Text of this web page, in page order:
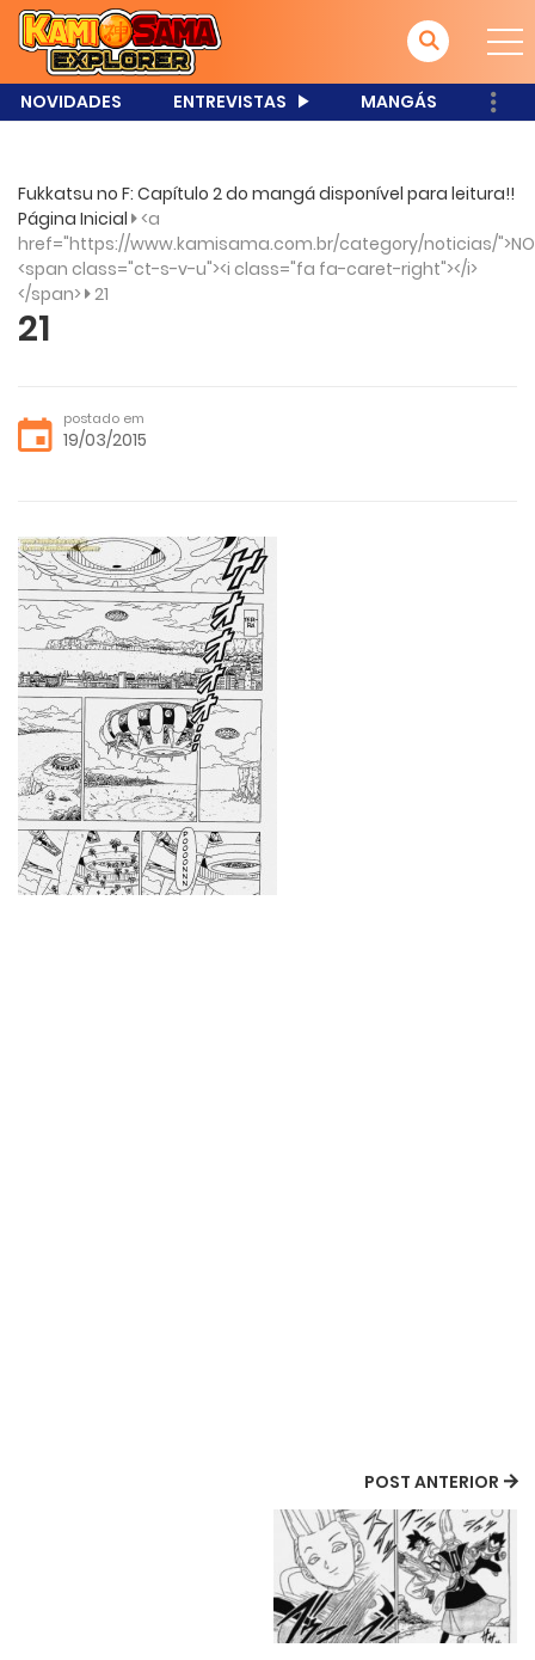
NOVIDADES ENTREVISTAS MANGÁS
Fukkatsu no F: Capítulo 2 do mangá disponível para leitura!!
Página Inicial <a
href="https://www.kamisama.com.br/category/noticias/
<span class="ct-s-v-u"><i class="fa fa-caret-right"></i>
</span> 21
21
postado em
19/03/2015
POST ANTERIOR